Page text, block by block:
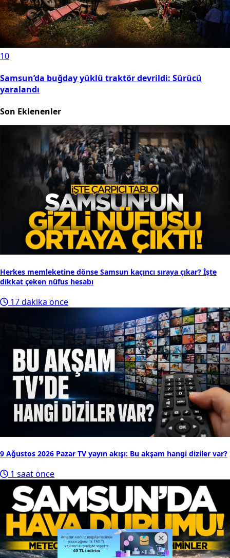
10
Samsun’da buğday yüklü traktör devrildi: Sürücü
yaralandı
Son Eklenenler
Herkes memleketine dönse Samsun kaçıncı sıraya çıkar? İşte
dikkat çeken nüfus hesabı
17 dakika önce
9 Ağustos 2026 Pazar TV yayın akışı: Bu akşam hangi diziler var?
1 saat önce